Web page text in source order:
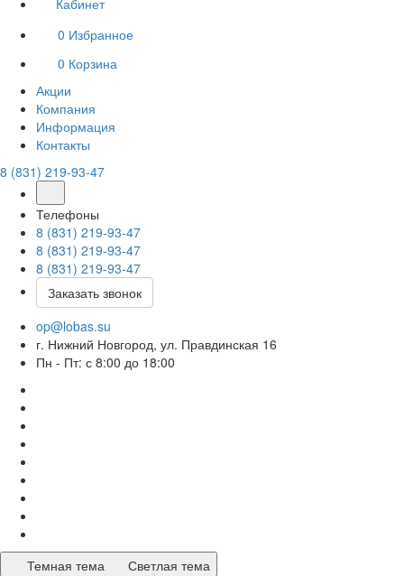
Кабинет
0 Избранное
0 Корзина
Акции
Компания
Информация
Контакты
8 (831) 219-93-47
Телефоны
8 (831) 219-93-47
8 (831) 219-93-47
8 (831) 219-93-47
Заказать звонок
op@lobas.su
г. Нижний Новгород, ул. Правдинская 16
Пн - Пт: с 8:00 до 18:00
Темная тема
Светлая тема